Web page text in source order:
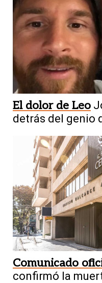
El dolor de Leo
detrás del genio
Comunicado
confirmó la